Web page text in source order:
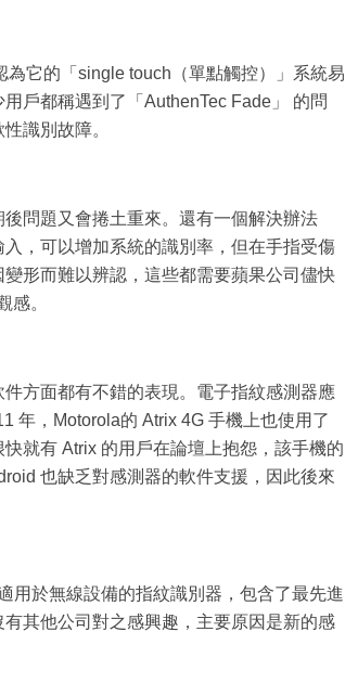
它的「single touch（單點觸控）」系統易
戶都稱遇到了「AuthenTec Fade」 的問
識別故障。
問題又會捲土重來。還有一個解決辦法
，可以增加系統的識別率，但在手指受傷
形而難以辨認，這些都需要蘋果公司儘快
感。
方面都有不錯的表現。電子指紋感測器應
年，Motorola的 Atrix 4G 手機上也使用了
就有 Atrix 的用戶在論壇上抱怨，該手機的
也缺乏對感測器的軟件支援，因此後來
用於無線設備的指紋識別器，包含了最先進
其他公司對之感興趣，主要原因是新的感